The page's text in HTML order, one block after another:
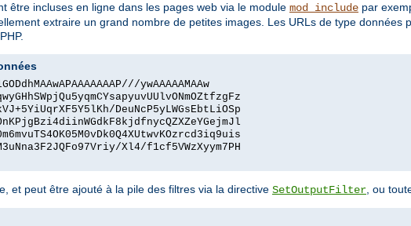
être incluses en ligne dans les pages web via le module mod_include par
extraire un grand nombre de petites images. Les URLs de type données
ywAAAAAMAAw
DeuNcP5yLWGsEbtLiOSp
Xl4/f1cf5VWzXyym7PH
et peut être ajouté à la pile des filtres via la directive SetOutputFilter, ou